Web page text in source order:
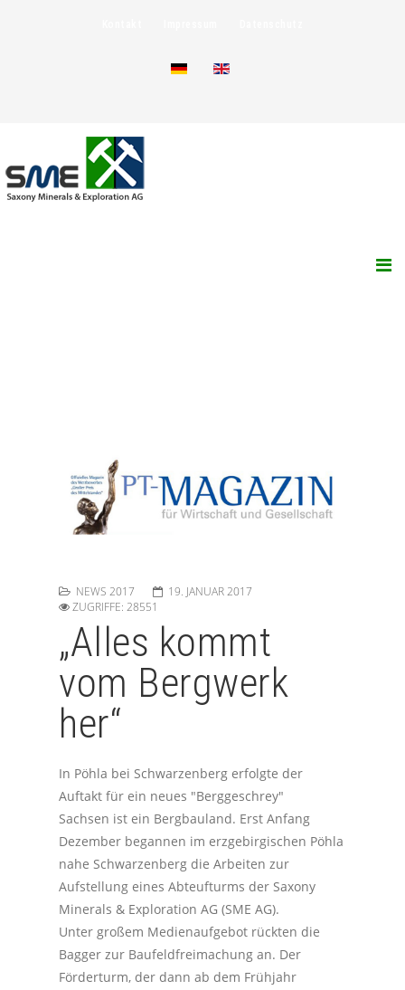
NEWS 2017
19. JANUAR 2017
ZUGRIFFE: 28551
„Alles kommt
vom Bergwerk
her“
In Pöhla bei Schwarzenberg erfolgte der
Auftakt für ein neues "Berggeschrey"
Sachsen ist ein Bergbauland. Erst Anfang
Dezember begannen im erzgebirgischen Pöhla
nahe Schwarzenberg die Arbeiten zur
Aufstellung eines Abteufturms der Saxony
Minerals & Exploration AG (SME AG).
Unter großem Medienaufgebot rückten die
Bagger zur Baufeldfreimachung an. Der
Förderturm, der dann ab dem Frühjahr